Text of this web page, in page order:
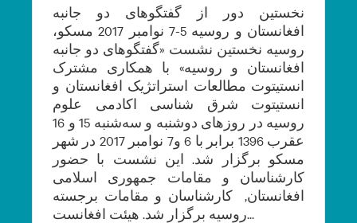
نخستین دور از گفتگوهای دو جانبه
افغانستان و روسیه 5-7 نوامبر 2017 مسکو،
روسیه نخستین نشست «گفتگوهای دو جانبه
افغانستان و روسیه» با همکاری مشترک
انستیتوت مطالعات استراتژیک افغانستان و
انستیتوت شرق شناسی اکادمی علوم
روسیه در روزهای دوشنبه و سه‌شنبه 15 و 16
عقرب 1396 برابر با 6 و7 نوامبر 2017 در شهر
مسکو برگزار شد. این نشست با حضور
کارشناسان و مقامات جمهوری اسلامی
افغانستان, کارشناسان و مقامات برجسته
روسیه برگزار شد. هیئت افغانست...